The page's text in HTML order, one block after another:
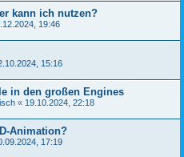
kann ich nutzen?
19:46
15:16
in den großen Engines
« 19.10.2024, 22:18
Animation?
17:19